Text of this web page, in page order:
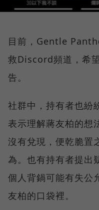
目前，Gentle
救Discord頻道，希
告。
社群中，持有者也紛
表示理解蔣友柏的想
沒有兌現，便乾脆置
為。也有持有者提出
個人背鍋可能有失公
友柏的口袋裡。